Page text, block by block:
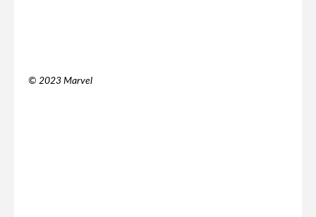
© 2023 Marvel